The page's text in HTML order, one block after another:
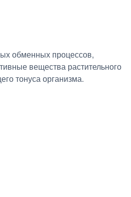
обменных процессов,
вещества растительного
тонуса организма.